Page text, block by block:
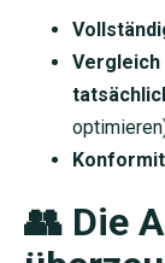
Vergleich
👥 Die